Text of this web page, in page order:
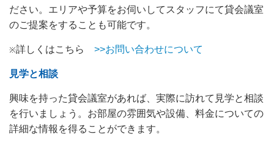
ださい。エリアや予算をお伺いしてスタッフにて貸会議室
のご提案をすることも可能です。
※詳しくはこちら >>お問い合わせについて
見学と相談
興味を持った貸会議室があれば、実際に訪れて見学と相談
を行いましょう。お部屋の雰囲気や設備、料金についての
詳細な情報を得ることができます。